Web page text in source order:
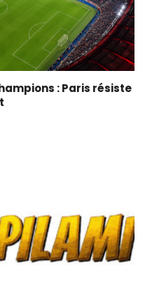
: Paris résiste